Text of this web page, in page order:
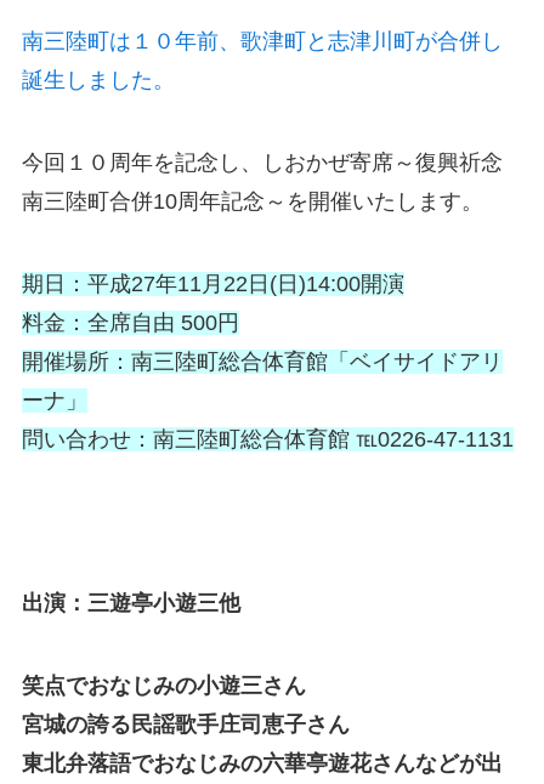
南三陸町は１０年前、歌津町と志津川町が合併し
誕生しました。
今回１０周年を記念し、しおかぜ寄席～復興祈念
南三陸町合併10周年記念～を開催いたします。
期日：平成27年11月22日(日)14:00開演
料金：全席自由 500円
開催場所：南三陸町総合体育館「ベイサイドアリ
ーナ」
問い合わせ：南三陸町総合体育館 ℡0226-47-1131
出演：三遊亭小遊三他
笑点でおなじみの小遊三さん
宮城の誇る民謡歌手庄司恵子さん
東北弁落語でおなじみの六華亭遊花さんなどが出